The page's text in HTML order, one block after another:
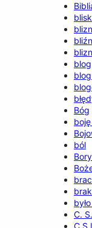
blog
Bóg
ból
C.